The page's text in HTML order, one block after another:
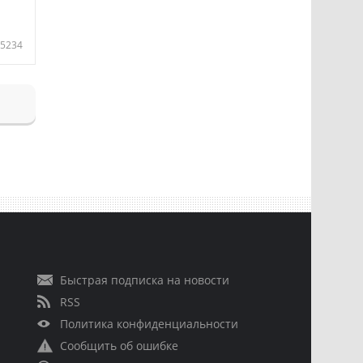
5234
Быстрая подписка на новости
RSS
Политика конфиденциальности
Сообщить об ошибке